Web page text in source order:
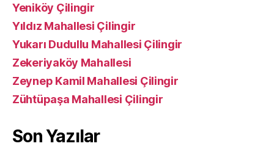
Yeniköy Çilingir
Yıldız Mahallesi Çilingir
Yukarı Dudullu Mahallesi Çilingir
Zekeriyaköy Mahallesi
Zeynep Kamil Mahallesi Çilingir
Zühtüpaşa Mahallesi Çilingir
Son Yazılar